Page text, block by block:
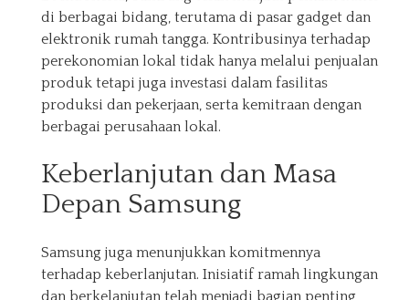
di berbagai bidang, terutama di pasar gadget dan
elektronik rumah tangga. Kontribusinya terhadap
perekonomian lokal tidak hanya melalui penjualan
produk tetapi juga investasi dalam fasilitas
produksi dan pekerjaan, serta kemitraan dengan
berbagai perusahaan lokal.
Keberlanjutan dan Masa
Depan Samsung
Samsung juga menunjukkan komitmennya
terhadap keberlanjutan. Inisiatif ramah lingkungan
dan berkelanjutan telah menjadi bagian penting